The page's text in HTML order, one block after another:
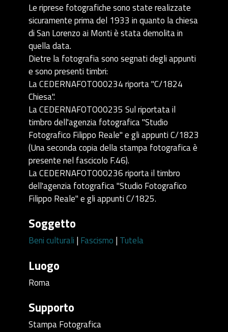
Le riprese fotografiche sono state realizzate
sicuramente prima del 1933 in quanto la chiesa
di San Lorenzo ai Monti è stata demolita in
quella data.
Dietre la fotografia sono segnati degli appunti
e sono presenti timbri:
La CEDERNAFOTO00234 riporta "C/1824
Chiesa".
La CEDERNAFOTO00235 Sul riportata il
timbro dell'agenzia fotografica "Studio
Fotografico Filippo Reale" e gli appunti C/1823
(Una seconda copia della stampa fotografica è
presente nel fascicolo F.46).
La CEDERNAFOTO00236 riporta il timbro
dell'agenzia fotografica "Studio Fotografico
Filippo Reale" e gli appunti C/1825.
Soggetto
Beni culturali | Fascismo | Tutela
Luogo
Roma
Supporto
Stampa Fotografica